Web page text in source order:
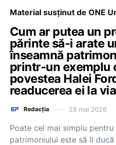
Material susținut de ONE
Cum ar putea un
părinte să-i arate
înseamnă
printr-un exemplu
povestea Halei
readucerea ei la
Redacția 28 mai 2026
Poate cel mai simplu
patrimoniului este să îl